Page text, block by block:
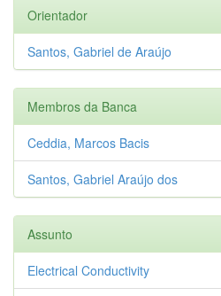
Orientador
Santos, Gabriel de Araújo
Membros da Banca
Ceddia, Marcos Bacis
Santos, Gabriel Araújo dos
Assunto
Electrical Conductivity